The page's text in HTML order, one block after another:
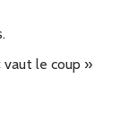
le coup »